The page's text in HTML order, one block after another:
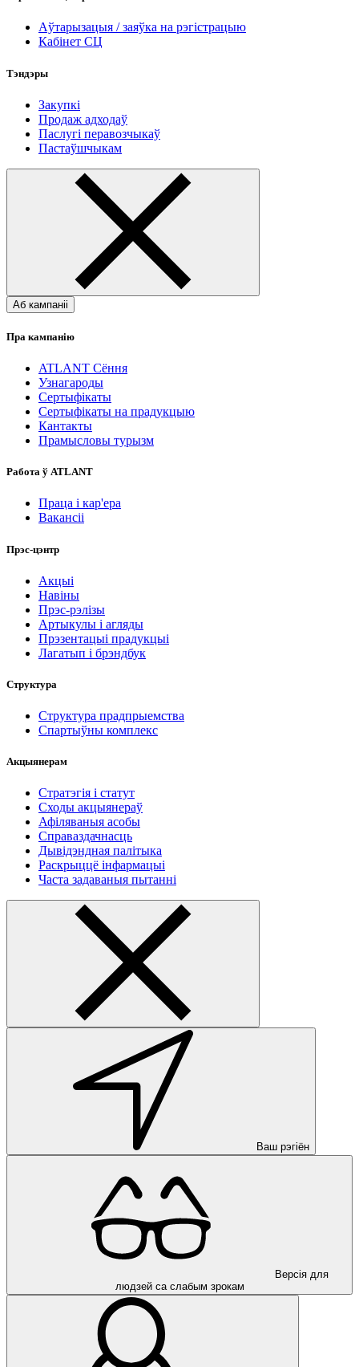
Аўтарызацыя / заяўка на рэгістрацыю
Кабінет СЦ
Тэндэры
Закупкі
Продаж адходаў
Паслугі перавозчыкаў
Пастаўшчыкам
Аб кампаніі
Пра кампанію
ATLANT Сёння
Узнагароды
Сертыфікаты
Сертыфікаты на прадукцыю
Кантакты
Прамысловы турызм
Работа ў ATLANT
Праца і кар'ера
Вакансіі
Прэс-цэнтр
Акцыі
Навіны
Прэс-рэлізы
Артыкулы і агляды
Прэзентацыі прадукцыі
Лагатып і брэндбук
Структура
Структура прадпрыемства
Спартыўны комплекс
Акцыянерам
Стратэгія і статут
Сходы акцыянераў
Афіляваныя асобы
Справаздачнасць
Дывідэндная палітыка
Раскрыццё інфармацыі
Часта задаваныя пытанні
Ваш рэгіён
Версія для
людзей са слабым зрокам